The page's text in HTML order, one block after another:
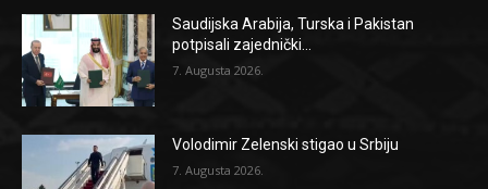
Saudijska Arabija, Turska i Pakistan
potpisali zajednički...
7. Augusta 2026.
Volodimir Zelenski stigao u Srbiju
7. Augusta 2026.